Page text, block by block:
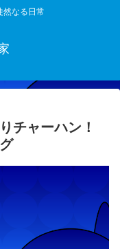
然なる日常
チャーハン！